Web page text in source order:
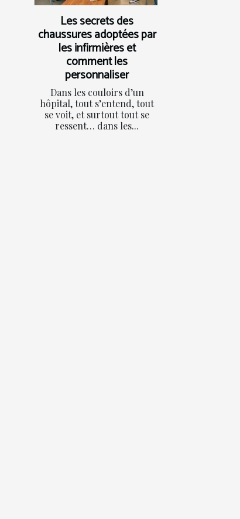
Les secrets des
chaussures adoptées par
les infirmières et
comment les
personnaliser
Dans les couloirs d’un
hôpital, tout s’entend, tout
se voit, et surtout tout se
ressent… dans les...